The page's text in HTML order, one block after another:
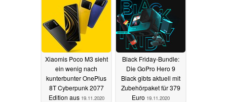
Xiaomis Poco M3 sieht
ein wenig nach
kunterbunter OnePlus
8T Cyberpunk 2077
Edition aus 19.11.2020
Black Friday-Bundle:
Die GoPro Hero 9
Black gibts aktuell mit
Zubehörpaket für 379
Euro 19.11.2020